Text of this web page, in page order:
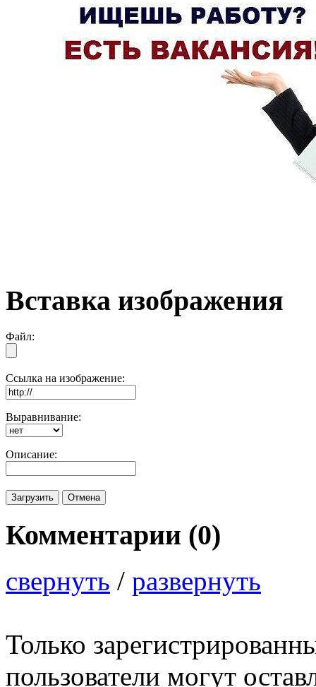
Вставка изображения
Файл:
Ссылка на изображение:
Выравнивание:
Описание:
Комментарии (0)
свернуть / развернуть
Только
пользователи могут